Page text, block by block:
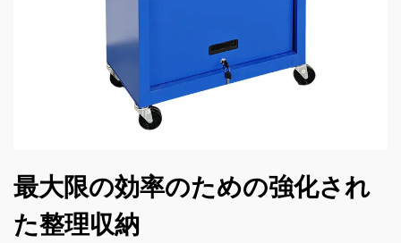
最大限の効率のための強化され
た整理収納